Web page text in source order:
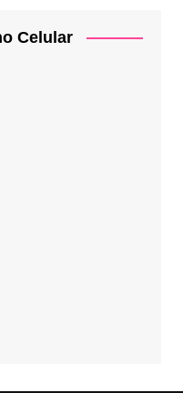
Celular